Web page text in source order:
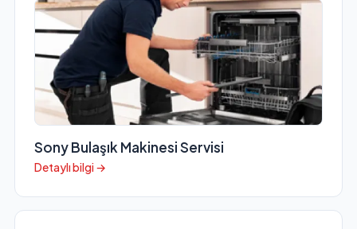
Sony Bulaşık Makinesi Servisi
Detaylı bilgi →